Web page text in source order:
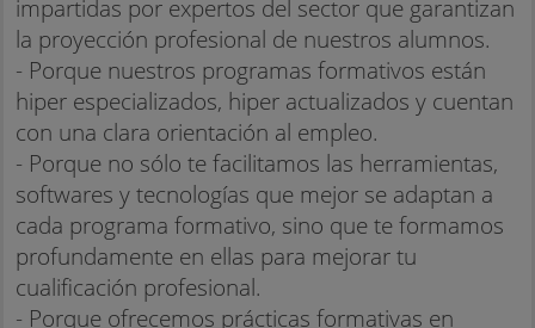
impartidas por expertos del sector que garantizan
la proyección profesional de nuestros alumnos.
- Porque nuestros programas formativos están
hiper especializados, hiper actualizados y cuentan
con una clara orientación al empleo.
- Porque no sólo te facilitamos las herramientas,
softwares y tecnologías que mejor se adaptan a
cada programa formativo, sino que te formamos
profundamente en ellas para mejorar tu
cualificación profesional.
- Porque ofrecemos prácticas formativas en